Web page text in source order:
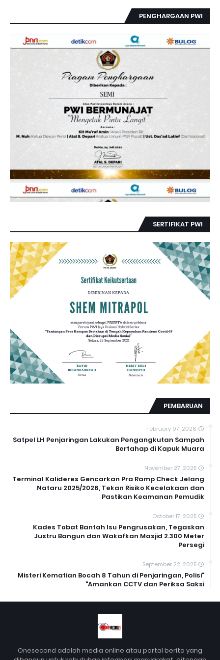
PENGHARGAAN PWI
SERTIFIKAT PWI
PEMBARUAN
February 07, 2026
Satpel LH Penjaringan Lakukan Pengangkutan Sampah
Bertahap di Kapuk Muara
November 27, 2025
Terminal Kalideres Gencarkan Pra Ramp Check Jelang
Nataru 2025/2026, Tekan Risiko Kecelakaan dan
Pastikan Keamanan Pemudik
October 17, 2025
Kades Tobat Bantah Isu Pengrusakan, Tegaskan
Justru Bangun dan Wakafkan Masjid 2.300 Meter
Persegi
September 22, 2025
"Misteri Kematian Bocah 8 Tahun di Penjaringan, Polisi
Amankan CCTV dan Periksa Saksi"
Onesecond adalah media online atau portal berita yang